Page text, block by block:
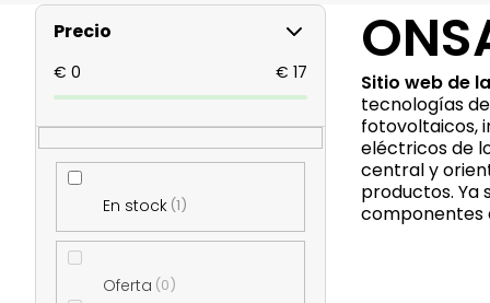
B
a
r
a
Precio
€ 0 € 17
En stock 1
Oferta 0
Sitio web de
tecnologías
fotovoltaicos,
eléctricos de
central y
productos. Ya
componentes